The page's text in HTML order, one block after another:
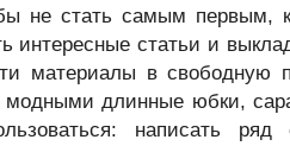
не стать самым первым,
интересные статьи и
материалы в свободную
модными длинные юбки,
написать